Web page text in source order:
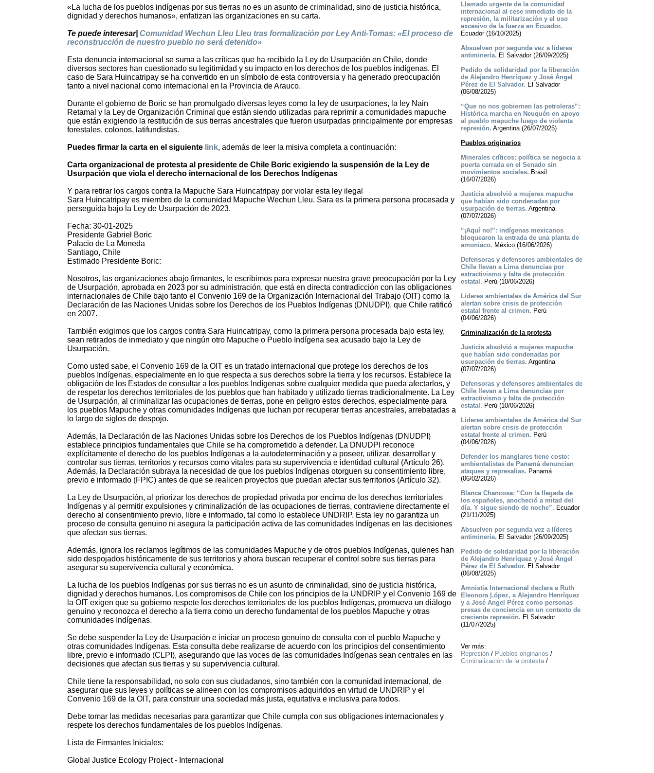
«La lucha de los pueblos indígenas por sus tierras no es un asunto de criminalidad, sino de justicia histórica,
dignidad y derechos humanos», enfatizan las organizaciones en su carta.
Te puede interesar| Comunidad Wechun Lleu Lleu tras formalización por Ley Anti-Tomas: «El proceso de
reconstrucción de nuestro pueblo no será detenido»
Esta denuncia internacional se suma a las críticas que ha recibido la Ley de Usurpación en Chile, donde
diversos sectores han cuestionado su legitimidad y su impacto en los derechos de los pueblos indígenas. El
caso de Sara Huincatripay se ha convertido en un símbolo de esta controversia y ha generado preocupación
tanto a nivel nacional como internacional en la Provincia de Arauco.
Durante el gobierno de Boric se han promulgado diversas leyes como la ley de usurpaciones, la ley Nain
Retamal y la Ley de Organización Criminal que están siendo utilizadas para reprimir a comunidades mapuche
que están exigiendo la restitución de sus tierras ancestrales que fueron usurpadas principalmente por empresas
forestales, colonos, latifundistas.
Puedes firmar la carta en el siguiente link, además de leer la misiva completa a continuación:
Carta organizacional de protesta al presidente de Chile Boric exigiendo la suspensión de la Ley de
Usurpación que viola el derecho internacional de los Derechos Indígenas
Y para retirar los cargos contra la Mapuche Sara Huincatripay por violar esta ley ilegal
Sara Huincatripay es miembro de la comunidad Mapuche Wechun Lleu. Sara es la primera persona procesada y
perseguida bajo la Ley de Usurpación de 2023.
Fecha: 30-01-2025
Presidente Gabriel Boric
Palacio de La Moneda
Santiago, Chile
Estimado Presidente Boric:
Nosotros, las organizaciones abajo firmantes, le escribimos para expresar nuestra grave preocupación por la Ley
de Usurpación, aprobada en 2023 por su administración, que está en directa contradicción con las obligaciones
internacionales de Chile bajo tanto el Convenio 169 de la Organización Internacional del Trabajo (OIT) como la
Declaración de las Naciones Unidas sobre los Derechos de los Pueblos Indígenas (DNUDPI), que Chile ratificó
en 2007.
También exigimos que los cargos contra Sara Huincatripay, como la primera persona procesada bajo esta ley,
sean retirados de inmediato y que ningún otro Mapuche o Pueblo Indígena sea acusado bajo la Ley de
Usurpación.
Como usted sabe, el Convenio 169 de la OIT es un tratado internacional que protege los derechos de los
pueblos Indígenas, especialmente en lo que respecta a sus derechos sobre la tierra y los recursos. Establece la
obligación de los Estados de consultar a los pueblos Indígenas sobre cualquier medida que pueda afectarlos, y
de respetar los derechos territoriales de los pueblos que han habitado y utilizado tierras tradicionalmente. La Ley
de Usurpación, al criminalizar las ocupaciones de tierras, pone en peligro estos derechos, especialmente para
los pueblos Mapuche y otras comunidades Indígenas que luchan por recuperar tierras ancestrales, arrebatadas a
lo largo de siglos de despojo.
Además, la Declaración de las Naciones Unidas sobre los Derechos de los Pueblos Indígenas (DNUDPI)
establece principios fundamentales que Chile se ha comprometido a defender. La DNUDPI reconoce
explícitamente el derecho de los pueblos Indígenas a la autodeterminación y a poseer, utilizar, desarrollar y
controlar sus tierras, territorios y recursos como vitales para su supervivencia e identidad cultural (Artículo 26).
Además, la Declaración subraya la necesidad de que los pueblos Indígenas otorguen su consentimiento libre,
previo e informado (FPIC) antes de que se realicen proyectos que puedan afectar sus territorios (Artículo 32).
La Ley de Usurpación, al priorizar los derechos de propiedad privada por encima de los derechos territoriales
Indígenas y al permitir expulsiones y criminalización de las ocupaciones de tierras, contraviene directamente el
derecho al consentimiento previo, libre e informado, tal como lo establece UNDRIP. Esta ley no garantiza un
proceso de consulta genuino ni asegura la participación activa de las comunidades Indígenas en las decisiones
que afectan sus tierras.
Además, ignora los reclamos legítimos de las comunidades Mapuche y de otros pueblos Indígenas, quienes han
sido despojados históricamente de sus territorios y ahora buscan recuperar el control sobre sus tierras para
asegurar su supervivencia cultural y económica.
La lucha de los pueblos Indígenas por sus tierras no es un asunto de criminalidad, sino de justicia histórica,
dignidad y derechos humanos. Los compromisos de Chile con los principios de la UNDRIP y el Convenio 169 de
la OIT exigen que su gobierno respete los derechos territoriales de los pueblos Indígenas, promueva un diálogo
genuino y reconozca el derecho a la tierra como un derecho fundamental de los pueblos Mapuche y otras
comunidades Indígenas.
Se debe suspender la Ley de Usurpación e iniciar un proceso genuino de consulta con el pueblo Mapuche y
otras comunidades Indígenas. Esta consulta debe realizarse de acuerdo con los principios del consentimiento
libre, previo e informado (CLPI), asegurando que las voces de las comunidades Indígenas sean centrales en las
decisiones que afectan sus tierras y su supervivencia cultural.
Chile tiene la responsabilidad, no solo con sus ciudadanos, sino también con la comunidad internacional, de
asegurar que sus leyes y políticas se alineen con los compromisos adquiridos en virtud de UNDRIP y el
Convenio 169 de la OIT, para construir una sociedad más justa, equitativa e inclusiva para todos.
Debe tomar las medidas necesarias para garantizar que Chile cumpla con sus obligaciones internacionales y
respete los derechos fundamentales de los pueblos Indígenas.
Lista de Firmantes Iniciales:
Global Justice Ecology Project - Internacional
Llamado urgente de la comunidad
internacional al cese inmediato de la
represión, la militarización y el uso
excesivo de la fuerza en Ecuador.
Ecuador (16/10/2025)
Absuelven por segunda vez a líderes
antiminería. El Salvador (26/09/2025)
Pedido de solidaridad por la liberación
de Alejandro Henríquez y José Ángel
Pérez de El Salvador. El Salvador
(06/08/2025)
“Que no nos gobiernen las petroleras”:
Histórica marcha en Neuquén en apoyo
al pueblo mapuche luego de violenta
represión. Argentina (26/07/2025)
Pueblos originarios
Minerales críticos: política se negocia a
puerta cerrada en el Senado sin
movimientos sociales. Brasil
(16/07/2026)
Justicia absolvió a mujeres mapuche
que habían sido condenadas por
usurpación de tierras. Argentina
(07/07/2026)
“¡Aquí no!”: indígenas mexicanos
bloquearon la entrada de una planta de
amoníaco. México (16/06/2026)
Defensoras y defensores ambientales de
Chile llevan a Lima denuncias por
extractivismo y falta de protección
estatal. Perú (10/06/2026)
Líderes ambientales de América del Sur
alertan sobre crisis de protección
estatal frente al crimen. Perú
(04/06/2026)
Criminalización de la protesta
Justicia absolvió a mujeres mapuche
que habían sido condenadas por
usurpación de tierras. Argentina
(07/07/2026)
Defensoras y defensores ambientales de
Chile llevan a Lima denuncias por
extractivismo y falta de protección
estatal. Perú (10/06/2026)
Líderes ambientales de América del Sur
alertan sobre crisis de protección
estatal frente al crimen. Perú
(04/06/2026)
Defender los manglares tiene costo:
ambientalistas de Panamá denuncian
ataques y represalias. Panamá
(06/02/2026)
Blanca Chancosa: “Con la llegada de
los españoles, anocheció a mitad del
día. Y sigue siendo de noche”. Ecuador
(21/11/2025)
Absuelven por segunda vez a líderes
antiminería. El Salvador (26/09/2025)
Pedido de solidaridad por la liberación
de Alejandro Henríquez y José Ángel
Pérez de El Salvador. El Salvador
(06/08/2025)
Amnistía Internacional declara a Ruth
Eleonora López, a Alejandro Henríquez
y a José Ángel Pérez como personas
presas de conciencia en un contexto de
creciente represión. El Salvador
(11/07/2025)
Ver más:
Represión/ Pueblos originarios /
Criminalización de la protesta/